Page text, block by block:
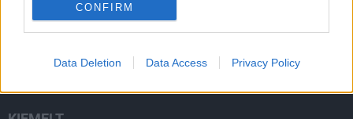
CONFIRM
Data Deletion Data Access Privacy Policy
A lakosságra is fontos szerep hárul a
szúnyoginvázió elkerülésében